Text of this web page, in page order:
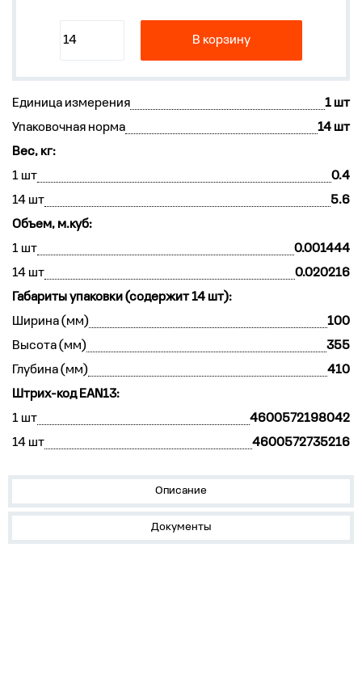
В корзину
Единица измерения
1 шт
Упаковочная норма
14 шт
Вес, кг:
1 шт
0.4
14 шт
5.6
Объем, м.куб:
1 шт
0.001444
14 шт
0.020216
Габариты упаковки (содержит 14 шт):
Ширина (мм)
100
Высота (мм)
355
Глубина (мм)
410
Штрих-код EAN13:
1 шт
4600572198042
14 шт
4600572735216
Описание
Документы